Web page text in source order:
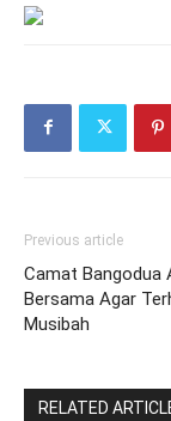
Previous article
Camat Bangodua
Bersama Agar
Musibah
RELATED